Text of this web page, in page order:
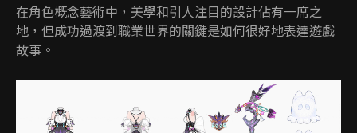
在角色概念藝術中，美學和引人注目的設計佔有一席之
地，但成功過渡到職業世界的關鍵是如何很好地表達遊戲
故事。